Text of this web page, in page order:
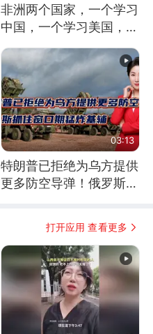
非洲两个国家，一个学习
中国，一个学习美国，结
03:13
特朗普已拒绝为乌方提供
更多防空导弹！俄罗斯抓
打开应用 查看更多